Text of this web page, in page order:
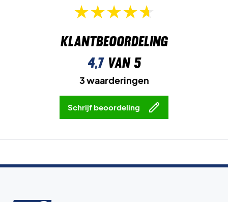
Klantbeoordeling
4,7van 5
3 waarderingen
Schrijf beoordeling